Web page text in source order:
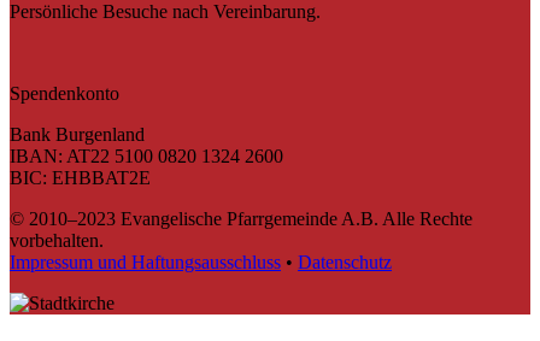
Persönliche Besuche nach Vereinbarung.
Spendenkonto
Bank Burgenland
IBAN: AT22 5100 0820 1324 2600
BIC: EHBBAT2E
© 2010–2023 Evangelische Pfarrgemeinde A.B. Alle Rechte
vorbehalten.
Impressum und Haftungsausschluss • Datenschutz